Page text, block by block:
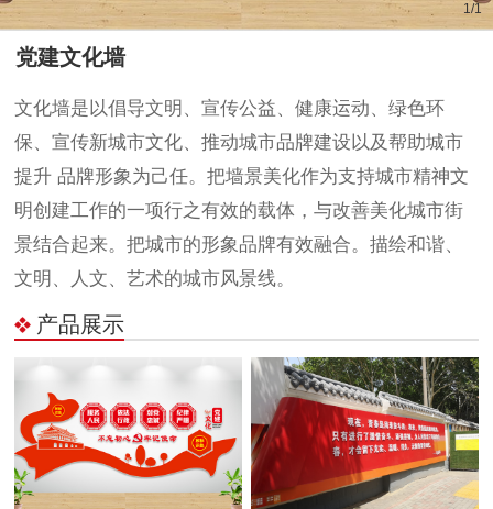
1 /1
党建文化墙
文化墙是以倡导文明、宣传公益、健康运动、绿色环
保、宣传新城市文化、推动城市品牌建设以及帮助城市
提升 品牌形象为己任。把墙景美化作为支持城市精神文
明创建工作的一项行之有效的载体，与改善美化城市街
景结合起来。把城市的形象品牌有效融合。描绘和谐、
文明、人文、艺术的城市风景线。
产品展示